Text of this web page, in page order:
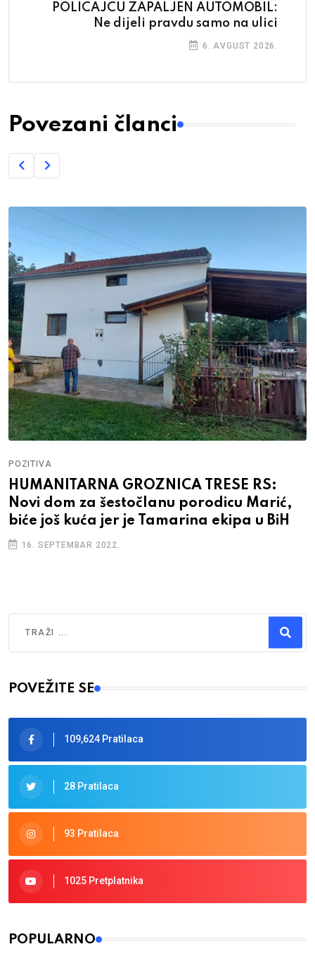
POLICAJCU ZAPALJEN AUTOMOBIL:
Ne dijeli pravdu samo na ulici
6. AVGUST 2026.
Povezani članci
POZITIVA
HUMANITARNA GROZNICA TRESE RS:
Novi dom za šestočlanu porodicu Marić,
biće još kuća jer je Tamarina ekipa u BiH
16. SEPTEMBAR 2022.
Type 2 or more characters for results.
POVEŽITE SE
109,624 Pratilaca
28 Pratilaca
93 Pratilaca
1025 Pretplatnika
POPULARNO